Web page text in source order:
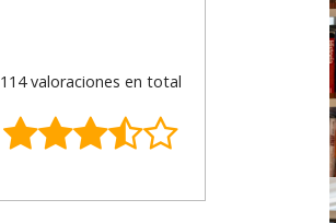
114 valoraciones en total